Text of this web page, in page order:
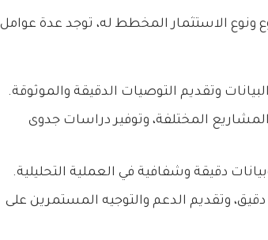
الاستثمار المخطط له، توجد عدة عوامل
وتقديم التوصيات الدقيقة والموثوقة.
المختلفة، وتوفير دراسات جدوى
دقيقة وشفافية في العملية التحليلية.
وتقديم الدعم والتوجيه المستمرين على